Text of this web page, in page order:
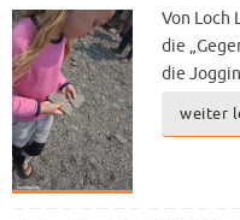
Von Loch
die
die
weiter